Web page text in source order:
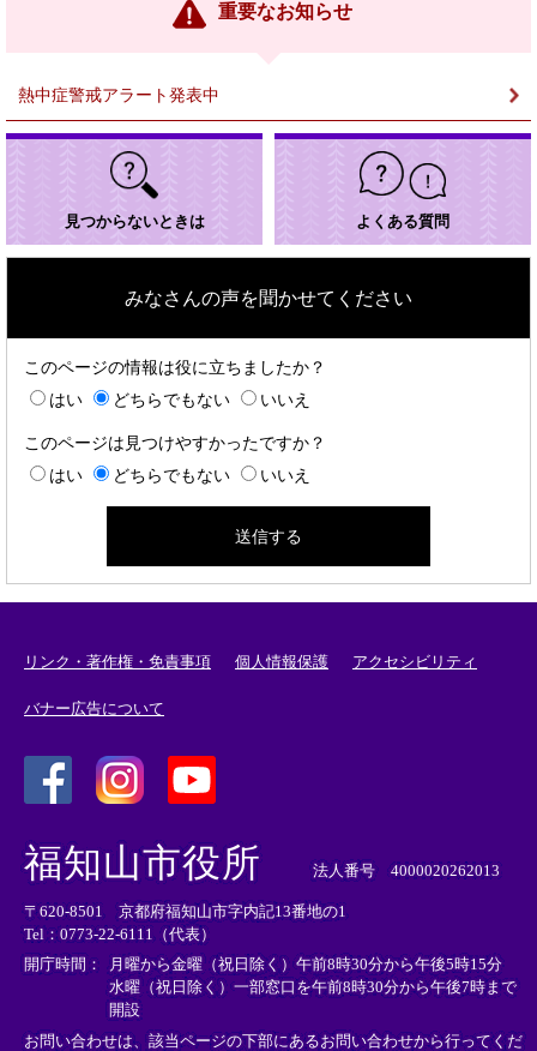
重要なお知らせ
熱中症警戒アラート発表中
見つからないときは よくある質問
みなさんの声を聞かせてください
このページの情報は役に立ちましたか？
はい
どちらでもない いいえ
このページは見つけやすかったですか？
はい
どちらでもない いいえ
リンク・著作権・免責事項 個人情報保護 アクセシビリティ
バナー広告について
外
部
リ
ン
ク
＞
外
リ
ン
ク
＞
外
部
ン
ク
＞
福知山市役所 法人番号 4000020262013
〒620-8501 京都府福知山市字内記13番地の1
Tel：0773-22-6111（代表）
開庁時間：
月曜から金曜（祝日除く）午前8時30分から午後5時15分
水曜（祝日除く）一部窓口を午前8時30分から午後7時まで
開設
お問い合わせは、該当ページの下部にあるお問い合わせから行ってくだ